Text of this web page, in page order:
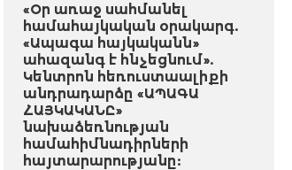
«Օր առաջ սահմանել
համահայկական օրակարգ.
«Ապագա հայկականն»
ահազանգ է հնչեցնում».
Կենտրոն հեռուստաալիքի
անդրադարձը «ԱՊԱԳԱ
ՀԱՅԿԱԿԱՆԸ»
նախաձեռնության
համահիմնադիրների
հայտարարությանը: